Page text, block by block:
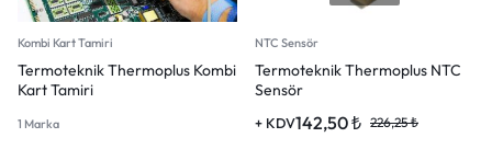
Kombi Kart Tamiri
Termoteknik Thermoplus Kombi
Kart Tamiri
1 Marka
NTC Sensör
Termoteknik Thermoplus NTC
Sensör
142,50₺ 226,25₺
+ KDV